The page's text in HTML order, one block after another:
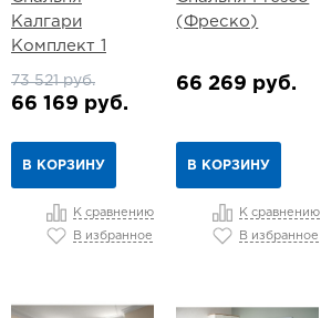
Калгари
Комплект 1
73 521 руб.
66 169 руб.
В КОРЗИНУ
К сравнению
В избранное
(Фреско)
66 269 руб.
В КОРЗИНУ
К сравнению
В избранное